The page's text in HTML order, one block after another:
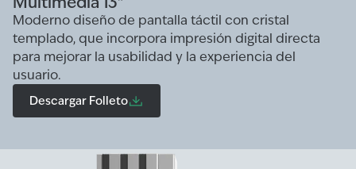
Moderno diseño de pantalla táctil con cristal
templado, que incorpora impresión digital directa
para mejorar la usabilidad y la experiencia del
usuario.
Descargar Folleto